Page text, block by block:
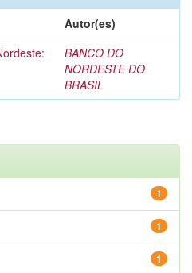
Autor(es)
BANCO DO
NORDESTE DO
BRASIL
1
1
1